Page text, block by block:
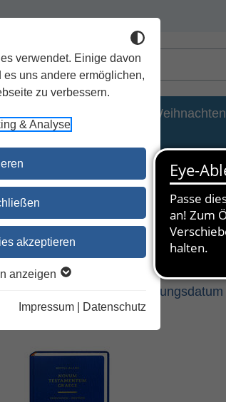
verwendet. Einige davon
uns andere ermöglichen,
zu verbessern.
& Analyse
akzeptieren
anzeigen
Impressum Datenschutz
/ Lebensweg Weihnachten
Erscheinungsdatum